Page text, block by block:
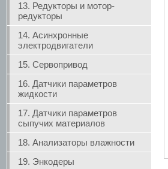
13. Редукторы и мотор-
редукторы
14. Асинхронные
электродвигатели
15. Сервопривод
16. Датчики параметров
жидкости
17. Датчики параметров
сыпучих материалов
18. Анализаторы влажности
19. Энкодеры